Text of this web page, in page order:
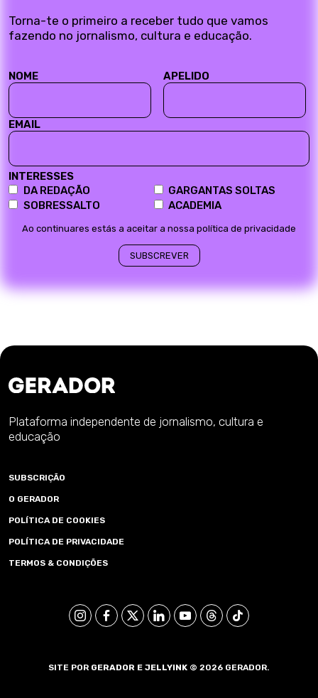
Torna-te o primeiro a receber tudo que vamos
fazendo no jornalismo, cultura e educação.
NOME APELIDO
EMAIL
INTERESSES
DA REDAÇÃO
SOBRESSALTO
GARGANTAS SOLTAS
ACADEMIA
Ao continuares estás a aceitar a nossa política de privacidade
Plataforma independente de jornalismo, cultura e
educação
SUBSCRIÇÃO
O GERADOR
POLÍTICA DE COOKIES
POLÍTICA DE PRIVACIDADE
TERMOS & CONDIÇÕES
SITE POR GERADOR E JELLYINK © 2026 GERADOR.